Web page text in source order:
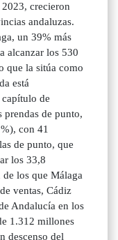
crecieron
andaluzas.
un 39% más
alcanzar los 530
que la sitúa como
está
de
prendas de punto,
con 41
de punto, que
los 33,8
los que Málaga
ventas, Cádiz
Andalucía en los
1.312 millones
descenso del